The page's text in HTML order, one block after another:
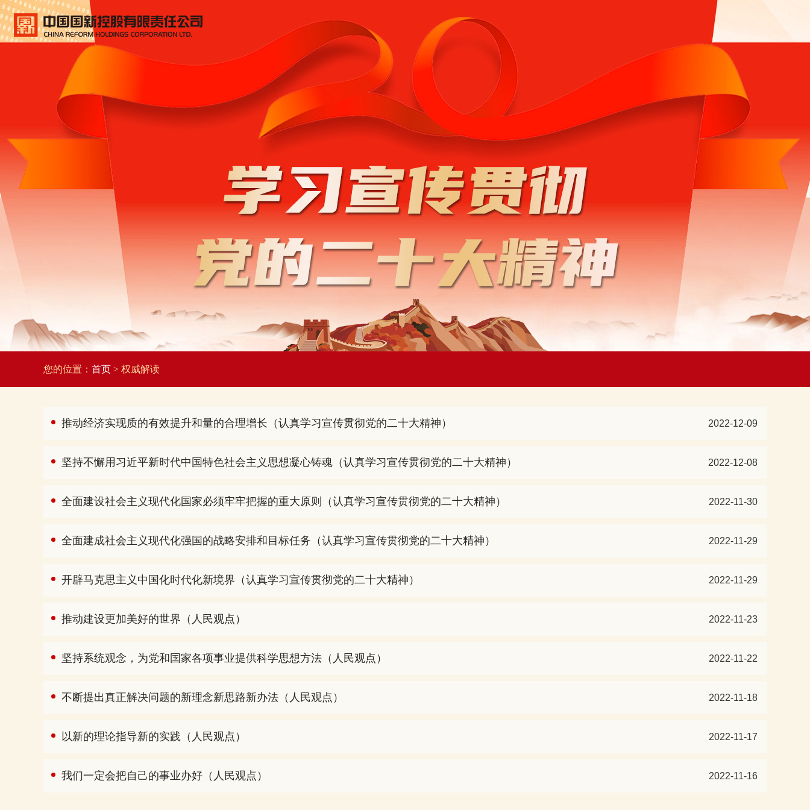
您的位置： 首页 > 权威解读
推动经济实现质的有效提升和量的合理增长（认真学习宣传贯彻党的二十大精神） 2022-12-09
坚持不懈用习近平新时代中国特色社会主义思想凝心铸魂（认真学习宣传贯彻党的二十大精神） 2022-12-08
全面建设社会主义现代化国家必须牢牢把握的重大原则（认真学习宣传贯彻党的二十大精神） 2022-11-30
全面建成社会主义现代化强国的战略安排和目标任务（认真学习宣传贯彻党的二十大精神） 2022-11-29
开辟马克思主义中国化时代化新境界（认真学习宣传贯彻党的二十大精神） 2022-11-29
推动建设更加美好的世界（人民观点） 2022-11-23
坚持系统观念，为党和国家各项事业提供科学思想方法（人民观点） 2022-11-22
不断提出真正解决问题的新理念新思路新办法（人民观点） 2022-11-18
以新的理论指导新的实践（人民观点） 2022-11-17
我们一定会把自己的事业办好（人民观点） 2022-11-16